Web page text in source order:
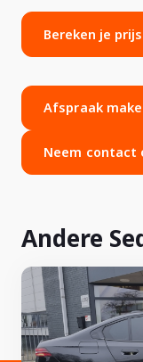
Bereken je
Afspraak
Neem contact
Andere